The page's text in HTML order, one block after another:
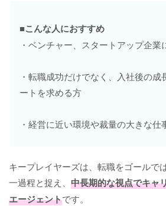
■こんな人におすすめ
・ベンチャー、スタートアップ企業
・転職成功だけでなく、入社後の
ートを求める方
・経営に近い環境や裁量の大きな
キープレイヤーズは、転職をゴールで
一過程と捉え、 中長期的な視点でキャ
エージェントです。